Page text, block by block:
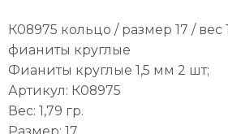
К08975 кольцо / размер 17 / вес
фианиты круглые
Фианиты круглые 1,5 мм 2 шт;
Артикул: К08975
Вес: 1,79 гр.